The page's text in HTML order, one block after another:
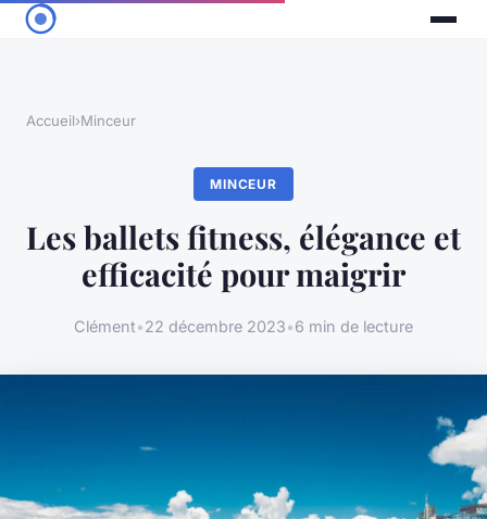
Accueil›Minceur
MINCEUR
Les ballets fitness, élégance et
efficacité pour maigrir
Clément•22 décembre 2023•6 min de lecture